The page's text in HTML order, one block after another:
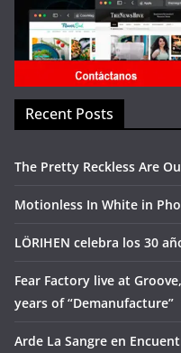
Recent Posts
The Pretty Reckless Are
Motionless In White in
LÖRIHEN celebra los 30
Fear Factory live at
years of “Demanufacture”
Arde La Sangre en